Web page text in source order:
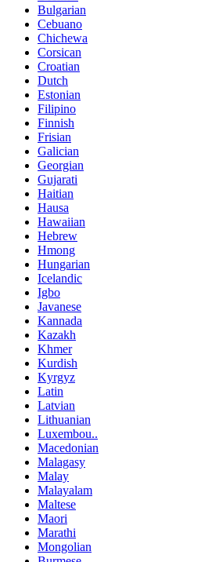
Bulgarian
Cebuano
Chichewa
Corsican
Croatian
Dutch
Estonian
Filipino
Finnish
Frisian
Galician
Georgian
Gujarati
Haitian
Hausa
Hawaiian
Hebrew
Hmong
Hungarian
Icelandic
Igbo
Javanese
Kannada
Kazakh
Khmer
Kurdish
Kyrgyz
Latin
Latvian
Lithuanian
Luxembou..
Macedonian
Malagasy
Malay
Malayalam
Maltese
Maori
Marathi
Mongolian